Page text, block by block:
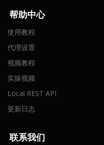
帮助中心
使用教程
代理设置
视频教程
实操视频
Local REST API
更新日志
联系我们